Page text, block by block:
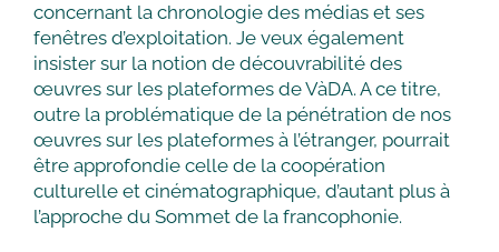
concernant la chronologie des médias et ses
fenêtres d’exploitation. Je veux également
insister sur la notion de découvrabilité des
œuvres sur les plateformes de VàDA. A ce titre,
outre la problématique de la pénétration de nos
œuvres sur les plateformes à l’étranger, pourrait
être approfondie celle de la coopération
culturelle et cinématographique, d’autant plus à
l’approche du Sommet de la francophonie.